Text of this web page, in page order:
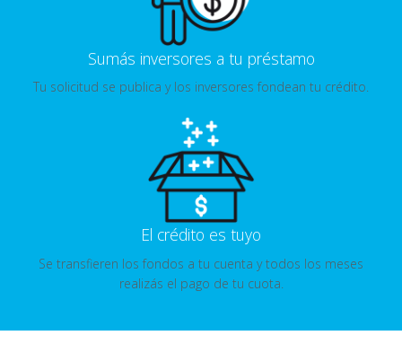
Sumás inversores a tu préstamo
Tu solicitud se publica y los inversores fondean tu crédito.
El crédito es tuyo
Se transfieren los fondos a tu cuenta y todos los meses
realizás el pago de tu cuota.